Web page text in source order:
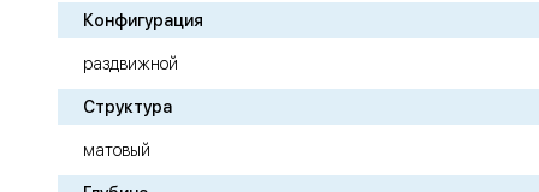
Конфигурация
раздвижной
Структура
матовый